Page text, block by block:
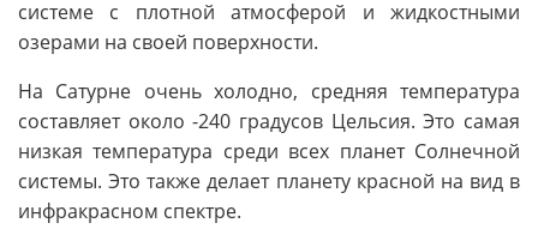
системе с плотной атмосферой и жидкостными
озерами на своей поверхности.
На Сатурне очень холодно, средняя температура
составляет около -240 градусов Цельсия. Это самая
низкая температура среди всех планет Солнечной
системы. Это также делает планету красной на вид в
инфракрасном спектре.